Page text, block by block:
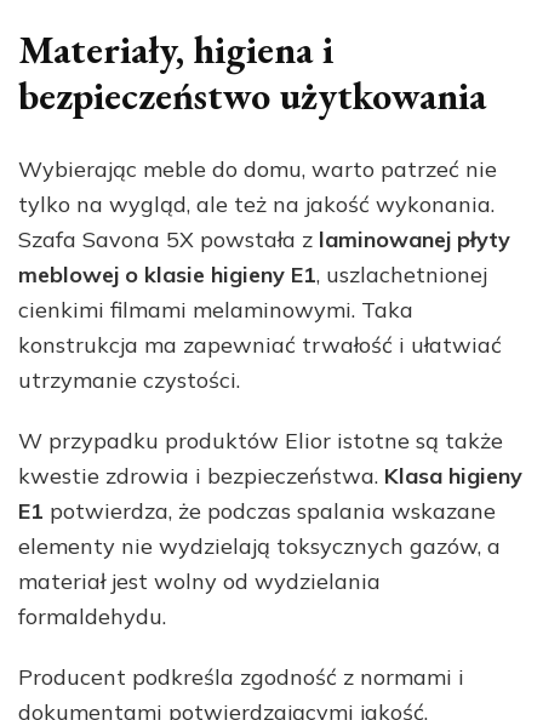
Materiały, higiena i
bezpieczeństwo użytkowania
Wybierając meble do domu, warto patrzeć nie
tylko na wygląd, ale też na jakość wykonania.
Szafa Savona 5X powstała z laminowanej płyty
meblowej o klasie higieny E1, uszlachetnionej
cienkimi filmami melaminowymi. Taka
konstrukcja ma zapewniać trwałość i ułatwiać
utrzymanie czystości.
W przypadku produktów Elior istotne są także
kwestie zdrowia i bezpieczeństwa. Klasa higieny
E1 potwierdza, że podczas spalania wskazane
elementy nie wydzielają toksycznych gazów, a
materiał jest wolny od wydzielania
formaldehydu.
Producent podkreśla zgodność z normami i
dokumentami potwierdzającymi jakość.